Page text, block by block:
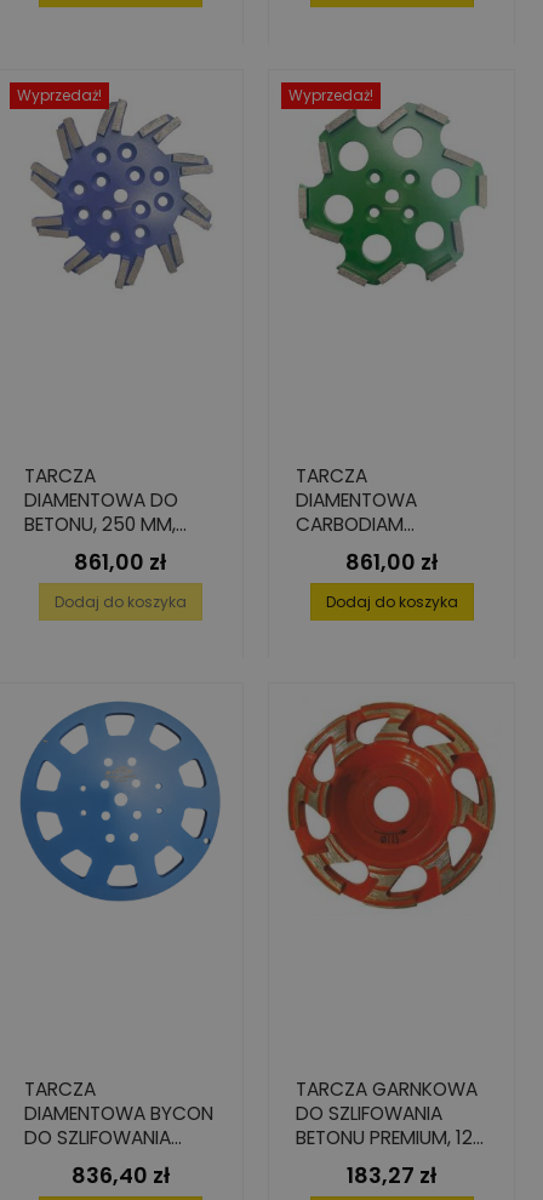
Wyprzedaż!
TARCZA
DIAMENTOWA DO
BETONU, 250 MM,
ILOŚĆ SEG: 20
Cena
861,00 zł
Dodaj do koszyka
Wyprzedaż!
TARCZA
DIAMENTOWA
CARBODIAM
TORNADO MX DO
BETONU, KLEJU I
FARBY, 250 MM,
ILOŚĆ: 20 SEG.
Cena
861,00 zł
Dodaj do koszyka
TARCZA
DIAMENTOWA BYCON
DO SZLIFOWANIA
BETONU, 20X10X40,
300X22,23 MM
Cena
836,40 zł
TARCZA GARNKOWA
DO SZLIFOWANIA
BETONU PREMIUM, 125
MM X 22,23 MM
Cena
183,27 zł